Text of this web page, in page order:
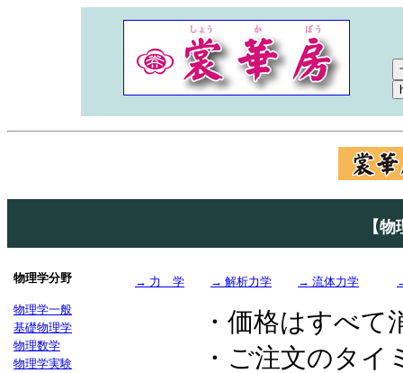
【
物理学分野
物理学一般
基礎物理学
物理数学
物理学実験
→ 力 学 → 解析力学 → 流体力学
・価格はすべて
・ご注文のタ